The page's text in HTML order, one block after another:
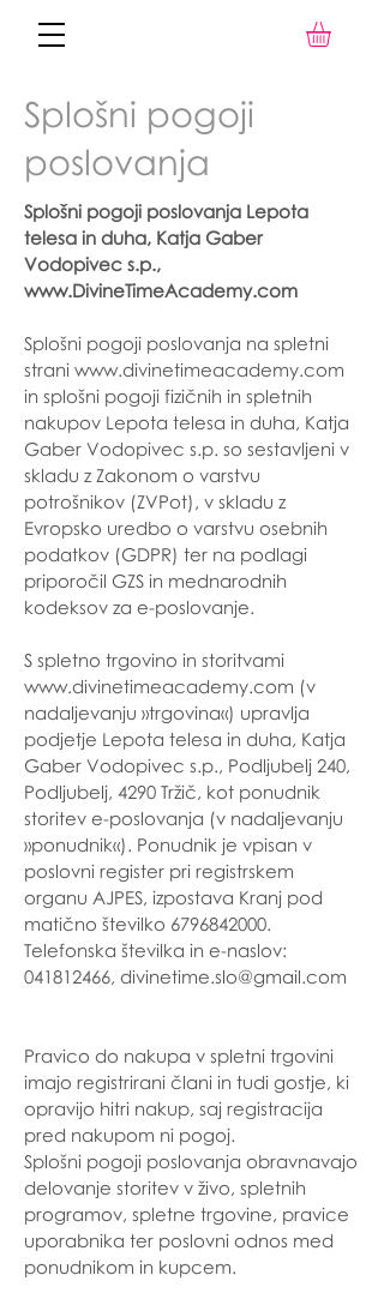
Splošni pogoji
poslovanja
Splošni pogoji poslovanja Lepota
telesa in duha, Katja Gaber
Vodopivec s.p.,
www.DivineTimeAcademy.com
Splošni pogoji poslovanja na spletni
strani www.divinetimeacademy.com
in splošni pogoji fizičnih in spletnih
nakupov Lepota telesa in duha, Katja
Gaber Vodopivec s.p. so sestavljeni v
skladu z Zakonom o varstvu
potrošnikov (ZVPot), v skladu z
Evropsko uredbo o varstvu osebnih
podatkov (GDPR) ter na podlagi
priporočil GZS in mednarodnih
kodeksov za e-poslovanje.
S spletno trgovino in storitvami
www.divinetimeacademy.com (v
nadaljevanju »trgovina«) upravlja
podjetje Lepota telesa in duha, Katja
Gaber Vodopivec s.p., Podljubelj 240,
Podljubelj, 4290 Tržič, kot ponudnik
storitev e-poslovanja (v nadaljevanju
»ponudnik«). Ponudnik je vpisan v
poslovni register pri registrskem
organu AJPES, izpostava Kranj pod
matično številko 6796842000.
Telefonska številka in e-naslov:
041812466, divinetime.slo@gmail.com
Pravico do nakupa v spletni trgovini
imajo registrirani člani in tudi gostje, ki
opravijo hitri nakup, saj registracija
pred nakupom ni pogoj.
Splošni pogoji poslovanja obravnavajo
delovanje storitev v živo, spletnih
programov, spletne trgovine, pravice
uporabnika ter poslovni odnos med
ponudnikom in kupcem.